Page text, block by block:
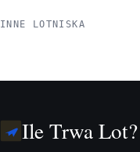
INNE LOTNISKA
Ile Trwa Lot?